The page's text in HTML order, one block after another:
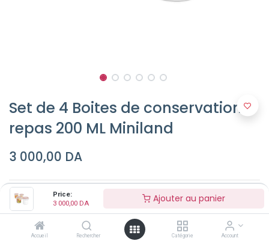
Price:
3 000,00 DA Ajouter au panier
Accueil Rechercher Catégorie Account
Set de 4 Boites de conservation
repas 200 ML Miniland
3 000,00 DA
Couleur